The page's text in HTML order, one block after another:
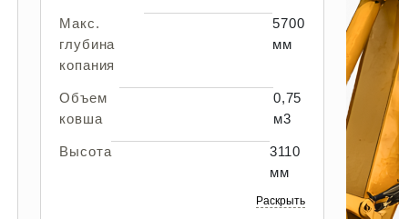
Макс.
глубина
копания
5700
мм
Объем
ковша
0,75
м3
Высота
3110
мм
Раскрыть